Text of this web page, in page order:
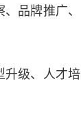
品牌推广、
级、人才培